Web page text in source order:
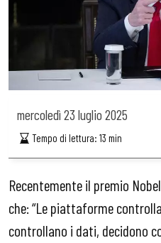
mercoledì 23 luglio 2025
Tempo di lettura:13 min
Recentemente il premio Nobel
che: “Le piattaforme
controllano i dati, decidono